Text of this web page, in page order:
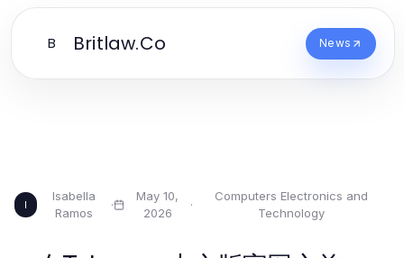
B Britlaw.Co News
I
Isabella
Ramos
·
May 10,
2026
·
Computers Electronics and
Technology